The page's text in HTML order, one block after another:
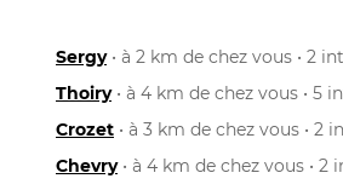
Sergy• à 2 km de chez vous • 2
Thoiry• à 4 km de chez vous • 5
Crozet • à 3 km de chez vous • 2
Chevry• à 4 km de chez vous •